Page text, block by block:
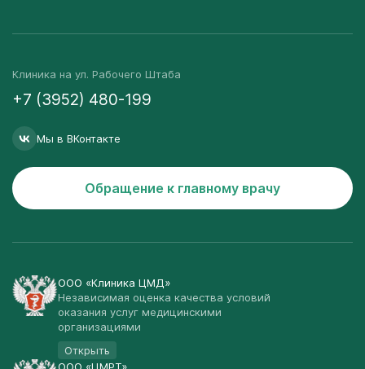
Клиника на ул. Рабочего Штаба
+7 (3952) 480-199
Мы в ВКонтакте
Обращение к главному врачу
ООО «Клиника ЦМД»
Независимая оценка качества условий
оказания услуг медицинскими
организациями
Открыть